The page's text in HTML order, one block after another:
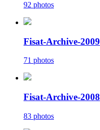
92 photos
Fisat-Archive-2009
71 photos
Fisat-Archive-2008
83 photos